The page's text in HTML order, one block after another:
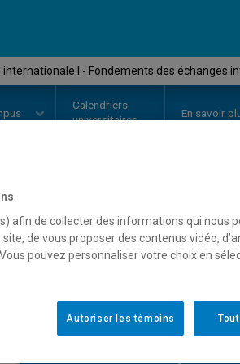
I - Fondements des échanges
Calendriers
universitaires
En savoir
-Études
I -
afin de collecter des informations qui nous
de vous proposer des contenus vidéo,
pouvez personnaliser votre choix en
Autoriser les témoins